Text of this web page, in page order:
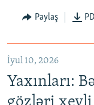
Paylaş
İyul 10, 2026
Yaxınları: